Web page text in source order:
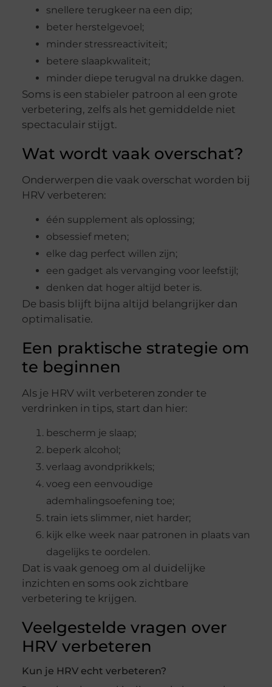
snellere terugkeer na een dip;
beter herstelgevoel;
minder stressreactiviteit;
betere slaapkwaliteit;
minder diepe terugval na drukke dagen.
Soms is een stabieler patroon al een grote
verbetering, zelfs als het gemiddelde niet
spectaculair stijgt.
Wat wordt vaak overschat?
Onderwerpen die vaak overschat worden bij
HRV verbeteren:
één supplement als oplossing;
obsessief meten;
elke dag perfect willen zijn;
een gadget als vervanging voor leefstijl;
denken dat hoger altijd beter is.
De basis blijft bijna altijd belangrijker dan
optimalisatie.
Een praktische strategie om
te beginnen
Als je HRV wilt verbeteren zonder te
verdrinken in tips, start dan hier:
bescherm je slaap;
beperk alcohol;
verlaag avondprikkels;
voeg een eenvoudige
ademhalingsoefening toe;
train iets slimmer, niet harder;
kijk elke week naar patronen in plaats van
dagelijks te oordelen.
Dat is vaak genoeg om al duidelijke
inzichten en soms ook zichtbare
verbetering te krijgen.
Veelgestelde vragen over
HRV verbeteren
Kun je HRV echt verbeteren?